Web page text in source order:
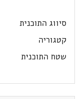
סיווג התוכנית
קטגוריה
שטח התוכנית